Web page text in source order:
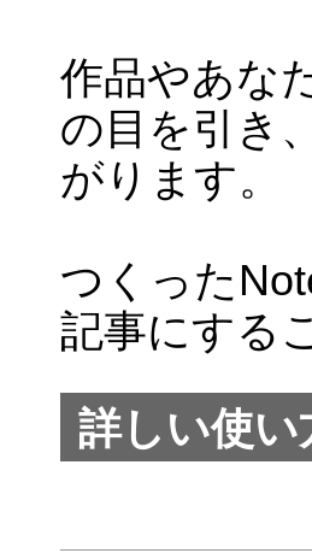
作品やあな
の目を引き
がります。
つくった
記事にする
詳しい使